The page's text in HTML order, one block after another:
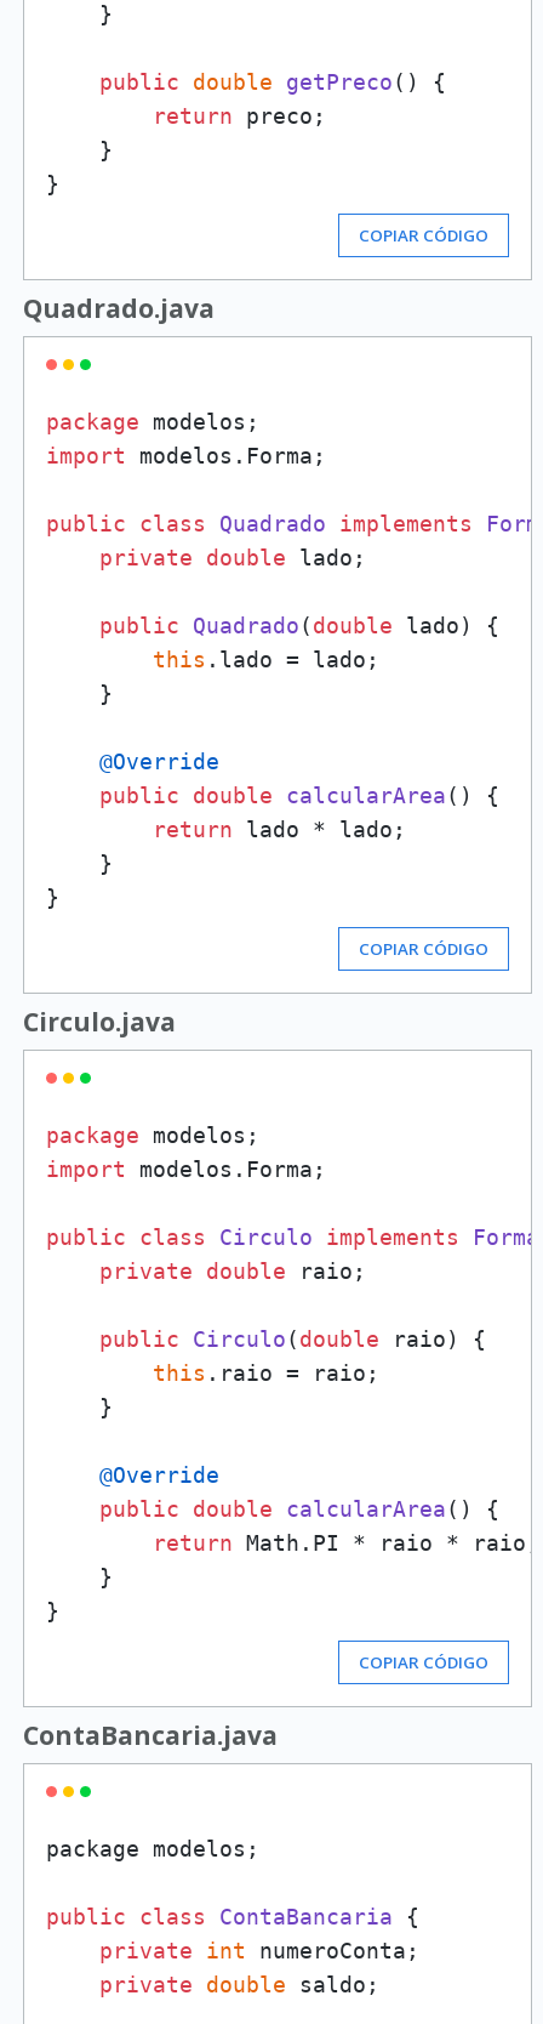
    }
public double getPreco()
{
return preco;
    }
COPIAR CÓDIGO
Quadrado.java
package
import modelos.Forma;
public class Quadrado implements
private
double lado;
public Quadrado(double lado)
{
this .lado = lado;
    }
@Override
public
double calcularArea()
{
return lado * lado;
    }
COPIAR CÓDIGO
Circulo.java
package
import modelos.Forma;
public class Circulo implements Forma
private
double raio;
public Circulo(double raio)
{
this .raio = raio;
    }
@Override
public
double calcularArea()
{
return Math.PI * raio * raio;
    }
COPIAR CÓDIGO
ContaBancaria.java
package modelos;
public class ContaBancaria {
private
int numeroConta;
private
double saldo;